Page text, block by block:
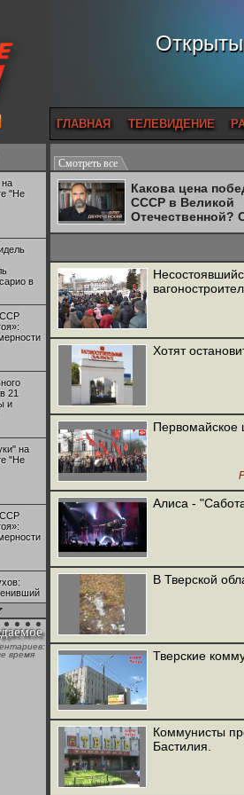
ГЛАВНАЯ ТЕЛЕВИДЕНИЕ
на
"Не
в
21
и
на
"Не
на
"Не
время
Смотреть все
Какова цена
СССР в Великой
Отечественной?
Двуреченский о
Хотят
Первомайское
Алиса -
В Тверской
Тверские
Коммунисты
Бастилия.